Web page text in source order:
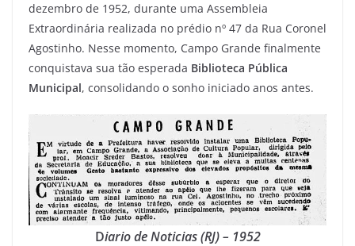
dezembro de 1952, durante uma Assembleia
Extraordinária realizada no prédio nº 47 da Rua Coronel
Agostinho. Nesse momento, Campo Grande finalmente
conquistava sua tão esperada Biblioteca Pública
Municipal, consolidando o sonho iniciado anos antes.
Diario de Noticias (RJ) – 1952